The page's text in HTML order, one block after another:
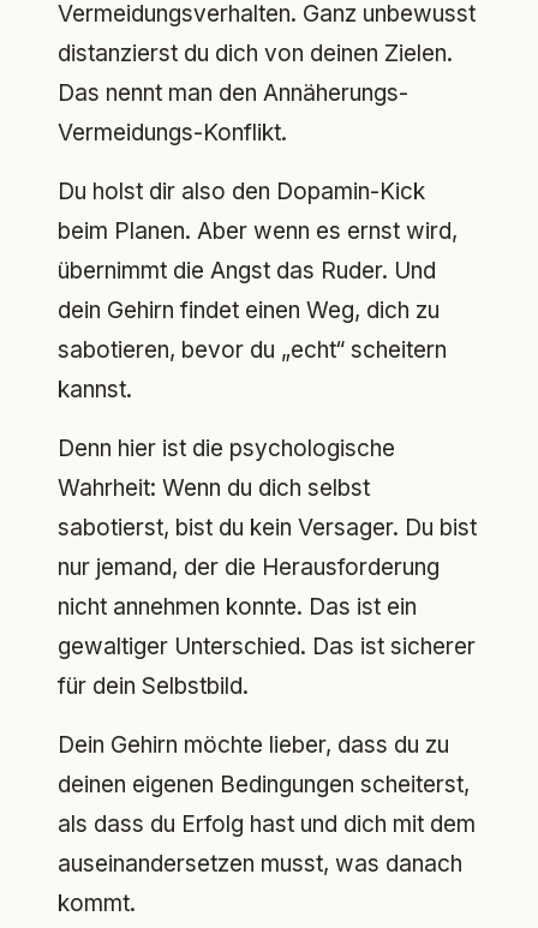
Vermeidungsverhalten. Ganz unbewusst
distanzierst du dich von deinen Zielen.
Das nennt man den Annäherungs-
Vermeidungs-Konflikt.
Du holst dir also den Dopamin-Kick
beim Planen. Aber wenn es ernst wird,
übernimmt die Angst das Ruder. Und
dein Gehirn findet einen Weg, dich zu
sabotieren, bevor du „echt“ scheitern
kannst.
Denn hier ist die psychologische
Wahrheit: Wenn du dich selbst
sabotierst, bist du kein Versager. Du bist
nur jemand, der die Herausforderung
nicht annehmen konnte. Das ist ein
gewaltiger Unterschied. Das ist sicherer
für dein Selbstbild.
Dein Gehirn möchte lieber, dass du zu
deinen eigenen Bedingungen scheiterst,
als dass du Erfolg hast und dich mit dem
auseinandersetzen musst, was danach
kommt.